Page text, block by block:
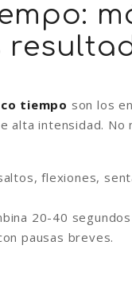
tiempo son los
alta intensidad. No
flexiones,
20-40
pausas breves.